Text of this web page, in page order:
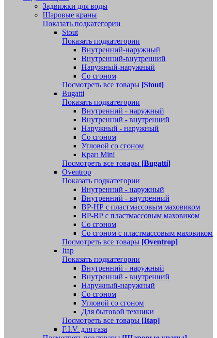
Задвижки для воды
Шаровые краны
Показать подкатегории
Stout
Показать подкатегории
Внутренний-наружный
Внутренний-внутренний
Наружный-наружный
Со сгоном
Посмотреть все товары [Stout]
Bugatti
Показать подкатегории
Внутренний - наружный
Внутренний - внутренний
Наружный - наружный
Со сгоном
Угловой со сгоном
Кран Mini
Посмотреть все товары [Bugatti]
Oventrop
Показать подкатегории
Внутренний - наружный
Внутренний - внутренний
ВР-НР с пластмассовым маховиком
ВР-ВР с пластмассовым маховиком
Со сгоном
Со сгоном с пластмассовым маховиком
Посмотреть все товары [Oventrop]
Itap
Показать подкатегории
Внутренний - наружный
Внутренний - внутренний
Наружный-наружный
Со сгоном
Угловой со сгоном
Для бытовой техники
Посмотреть все товары [Itap]
F.I.V. для газа